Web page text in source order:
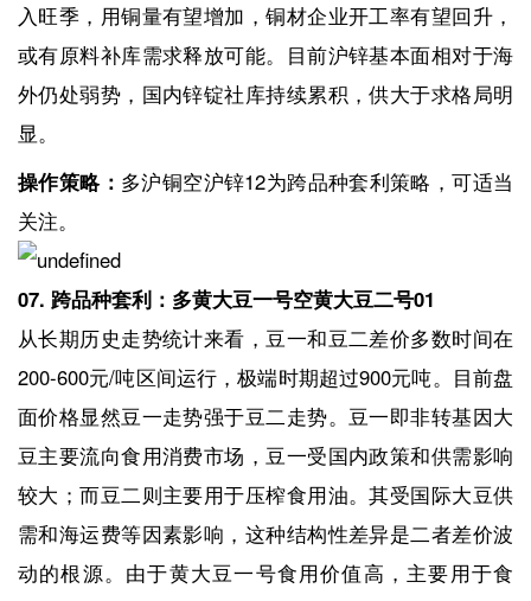
入旺季，用铜量有望增加，铜材企业开工率有望回升，
或有原料补库需求释放可能。目前沪锌基本面相对于海
外仍处弱势，国内锌锭社库持续累积，供大于求格局明
显。
操作策略： 多沪铜空沪锌12为跨品种套利策略，可适当
关注。
07. 跨品种套利：多黄大豆一号空黄大豆二号01
从长期历史走势统计来看，豆一和豆二差价多数时间在
200-600元/吨区间运行，极端时期超过900元吨。目前盘
面价格显然豆一走势强于豆二走势。豆一即非转基因大
豆主要流向食用消费市场，豆一受国内政策和供需影响
较大；而豆二则主要用于压榨食用油。其受国际大豆供
需和海运费等因素影响，这种结构性差异是二者差价波
动的根源。由于黄大豆一号食用价值高，主要用于食